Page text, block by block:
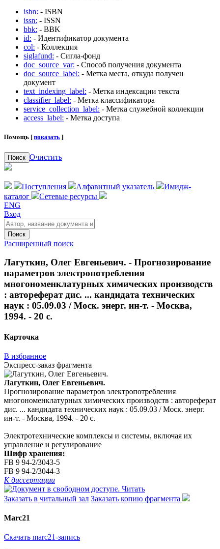
isbn: - ISBN
issn: - ISSN
bbk: - BBK
id: - Идентификатор документа
col: - Коллекция
siglafund: - Сигла-фонд
doc_source_var: - Способ получения документа
doc_source_label: - Метка места, откуда получен
документ
text_indexing_label: - Метка индексации текста
classifier_label: - Метка классификатора
service_collection_label: - Метка служебной коллекции
access_label: - Метка доступа
Помощь [ показать ]
Поиск Очистить
Поступления Алфавитный указатель
Имидж-
каталог
Сетевые ресурсы
ENG
Вход
Поиск
Расширенный поиск
Лагуткин, Олег Евгеньевич. - Прогнозирование
параметров электропотребления
многономенклатурных химических производств
: автореферат дис. ... кандидата технических
наук : 05.09.03 / Моск. энерг. ин-т. - Москва,
1994. - 20 с.
Карточка
В избранное
Экспресс-заказ фрагмента
Лагуткин, Олег Евгеньевич.
Прогнозирование параметров электропотребления
многономенклатурных химических производств : автореферат
дис. ... кандидата технических наук : 05.09.03 / Моск. энерг.
ин-т. - Москва, 1994. - 20 с.
Электротехнические комплексы и системы, включая их
управление и регулирование
Шифр хранения:
FB 9 94-2/3043-5
FB 9 94-2/3044-3
К диссертации
Читать
Заказать в читальный зал Заказать копию фрагмента
Marc21
Скачать marc21-запись